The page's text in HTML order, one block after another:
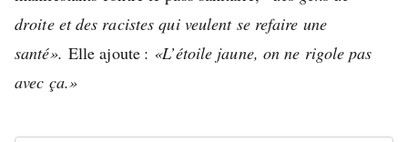
droite et des racistes qui veulent se refaire une
santé». Elle ajoute : «L’étoile jaune, on ne rigole pas
avec ça.»